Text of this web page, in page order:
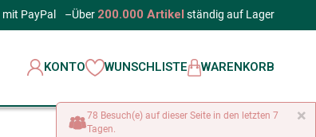
mit PayPal –Über 200.000 Artikel ständig auf Lager
KONTO WUNSCHLISTE WARENKORB
×
78 Besuch(e) auf dieser Seite in den letzten 7
Tagen.